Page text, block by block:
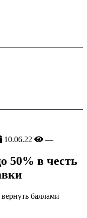
10.06.22 —
50% в честь
баллами